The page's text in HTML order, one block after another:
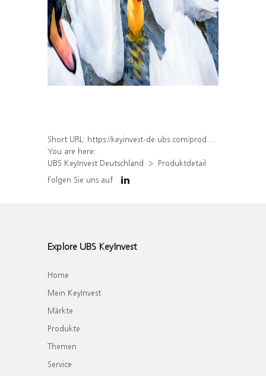
Short URL: https://keyinvest-de.ubs.com/produkt/detail/index/isin/DE000WA3SVE5
You are here:
UBS KeyInvest Deutschland
Produktdetail
Folgen Sie uns auf
Explore UBS KeyInvest
Home
Mein KeyInvest
Märkte
Produkte
Themen
Service